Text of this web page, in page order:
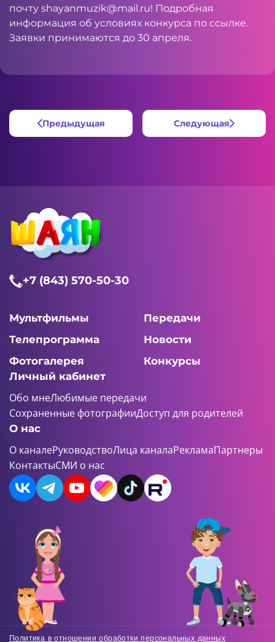
почту shayanmuzik@mail.ru! Подробная
информация об условиях конкурса по ссылке.
Заявки принимаются до 30 апреля.
Предыдущая Следующая
+7 (843) 570-50-30
Мультфильмы
Передачи
Телепрограмма
Новости
Фотогалерея
Конкурсы
Личный кабинет
Обо мнеЛюбимые передачи
Сохраненные фотографииДоступ для родителей
О нас
О каналеРуководствоЛица каналаРекламаПартнеры
КонтактыСМИ о нас
Политика в отношении обработки персональных данных